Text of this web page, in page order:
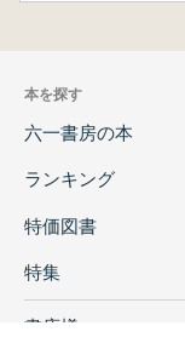
本を探す
六一書房の本
ランキング
特価図書
特集
書店様へ